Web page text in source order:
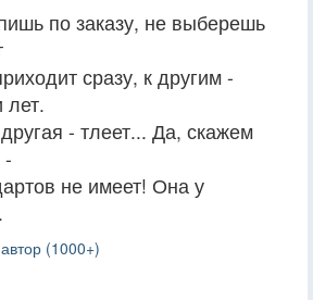
по заказу, не выберешь
сразу, к другим -
лет.
- тлеет... Да, скажем
не имеет! Она у
(1000+)